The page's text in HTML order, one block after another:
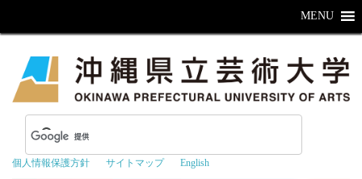
個人情報保護方針 サイトマップ English
MENU